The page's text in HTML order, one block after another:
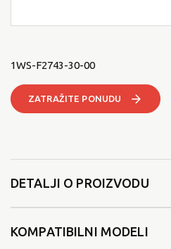
1WS-F2743-30-00
ZATRAŽITE PONUDU
DETALJI O PROIZVODU
KOMPATIBILNI MODELI